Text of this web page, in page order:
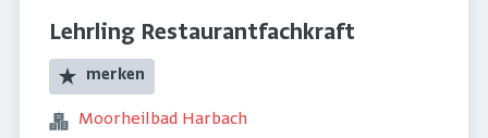
Lehrling Restaurantfachkraft
merken
Moorheilbad Harbach